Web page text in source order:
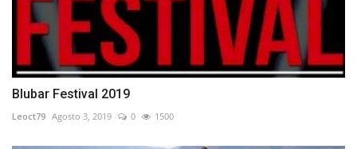
Blubar Festival 2019
Leoct79 Agosto 3, 2019 0 1500